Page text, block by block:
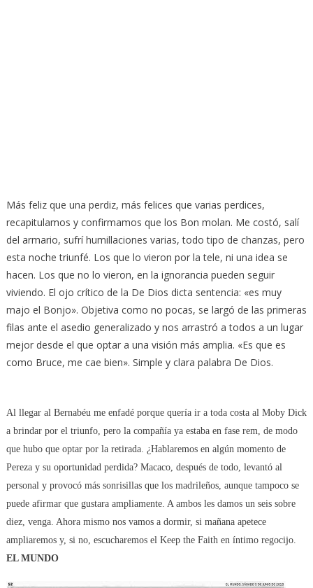
Más feliz que una perdiz, más felices que varias perdices,
recapitulamos y confirmamos que los Bon molan. Me costó, salí
del armario, sufrí humillaciones varias, todo tipo de chanzas, pero
esta noche triunfé. Los que lo vieron por la tele, ni una idea se
hacen. Los que no lo vieron, en la ignorancia pueden seguir
viviendo. El ojo crítico de la De Dios dicta sentencia: «es muy
majo el Bonjo». Objetiva como no pocas, se largó de las primeras
filas ante el asedio generalizado y nos arrastró a todos a un lugar
mejor desde el que optar a una visión más amplia. «Es que es
como Bruce, me cae bien». Simple y clara palabra De Dios.
Al llegar al Bernabéu me enfadé porque quería ir a toda costa al Moby Dick
a brindar por el triunfo, pero la compañía ya estaba en fase rem, de modo
que hubo que optar por la retirada. ¿Hablaremos en algún momento de
Pereza y su oportunidad perdida? Macaco, después de todo, levantó al
personal y provocó más sonrisillas que los madrileños, aunque tampoco se
puede afirmar que gustara ampliamente. A ambos les damos un seis sobre
diez, venga. Ahora mismo nos vamos a dormir, si mañana apetece
ampliaremos y, si no, escucharemos el Keep the Faith en íntimo regocijo.
EL MUNDO